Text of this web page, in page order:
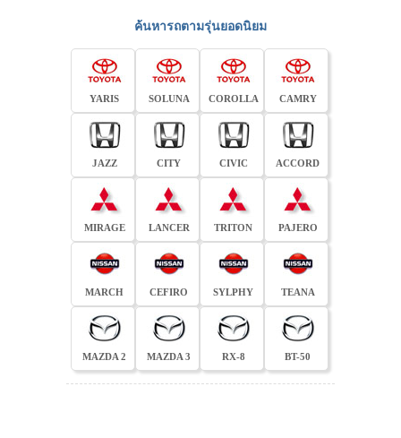
ค้นหารถตามรุ่นยอดนิยม
YARIS SOLUNA COROLLA CAMRY
JAZZ CITY CIVIC ACCORD
MIRAGE LANCER TRITON PAJERO
MARCH CEFIRO SYLPHY TEANA
MAZDA 2 MAZDA 3 RX-8 BT-50